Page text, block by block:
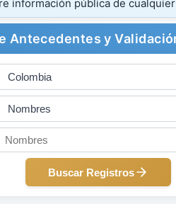
información pública de
Antecedentes y
Buscar Registros